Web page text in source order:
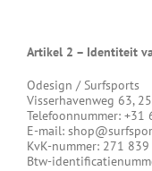
Artikel 2 – Identiteit
Odesign / Surfsports
Visserhavenweg 63,
Telefoonnummer: +31
E-mail:
KvK-nummer: 271
Btw-